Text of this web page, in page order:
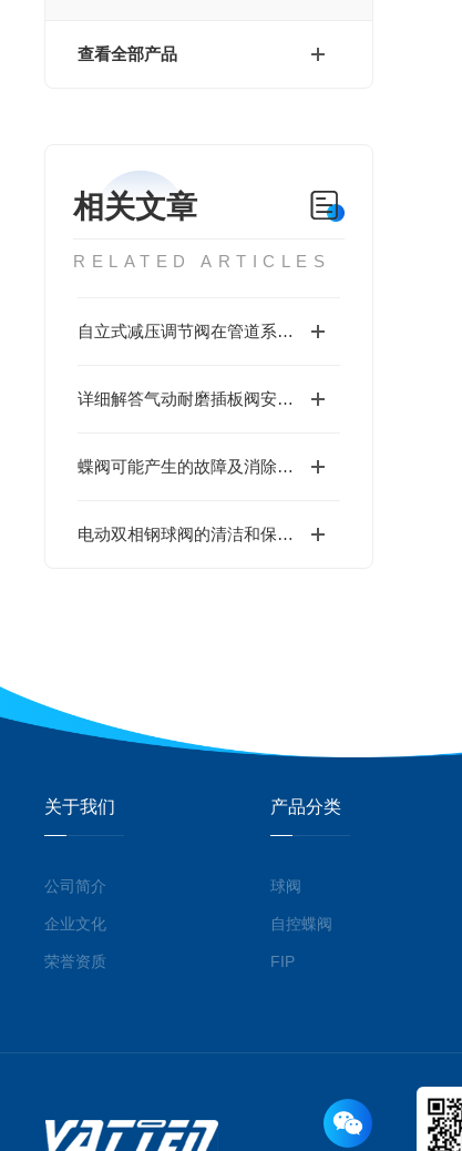
查看全部产品
相关文章
RELATED ARTICLES
自立式减压调节阀在管道系统中的核心作用
详细解答气动耐磨插板阀安全操作注意事项
蝶阀可能产生的故障及消除方法 气动电动对夹软密封蝶阀
电动双相钢球阀的清洁和保养方法介绍
关于我们
公司简介
企业文化
荣誉资质
产品分类
球阀
自控蝶阀
FIP